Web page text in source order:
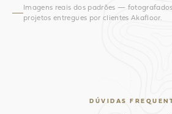
Imagens reais dos padrões —
projetos entregues por clientes Akafloor.
DÚVIDAS